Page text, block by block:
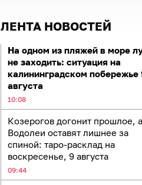
ЛЕНТА НОВОСТЕЙ
На одном из пляжей в море
не заходить: ситуация на
калининградском побережье
августа
10:08
Козерогов догонит прошлое, а
Водолеи оставят лишнее за
спиной: таро-расклад на
воскресенье, 9 августа
09:44